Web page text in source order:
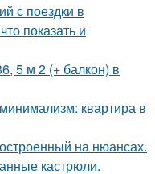
с поездки в
показать и
5 м 2 (+ балкон) в
квартира в
на нюансах.
кастрюли.